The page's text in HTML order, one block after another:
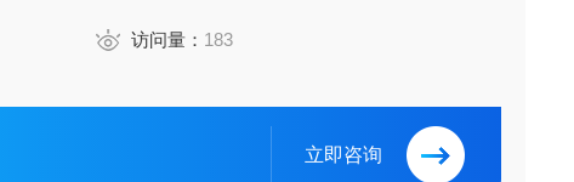
访问量： 183
立即咨询